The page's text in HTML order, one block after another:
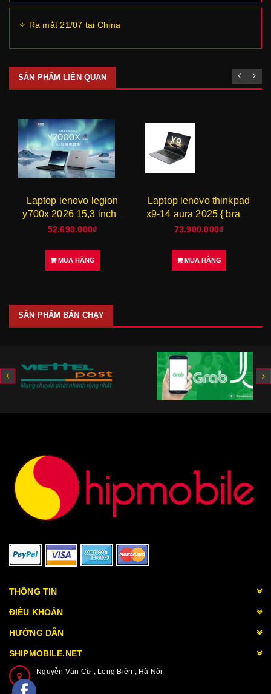
✧ Ra mắt 21/07 tại China
SẢN PHẨM LIÊN QUAN
lenovo legion
2026 15,3 inch {
brand new }
52.690.000₫
MUA HÀNG
Laptop lenovo thinkpad
x9-14 aura 2025 { brand
73.900.000₫
MUA HÀNG
Laptop
SẢN PHẨM BÁN CHẠY
THÔNG TIN
ĐIỀU KHOẢN
HƯỚNG DẪN
SHIPMOBILE.NET
Nguyễn Văn Cừ , Long Biên , Hà Nội